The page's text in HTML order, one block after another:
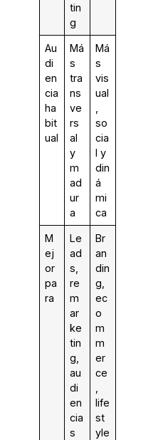
tin
g
Au
di
en
cia
ha
bit
ual
Má
s
tra
ns
ve
rs
al
y
m
ad
ur
a
Má
s
vis
ual
so
cia
l y
din
á
mi
ca
M
ej
or
pa
ra
Le
ad
s,
re
m
ar
ke
tin
g,
au
di
en
cia
s
Br
an
din
g,
ec
o
m
m
er
ce
life
st
yle